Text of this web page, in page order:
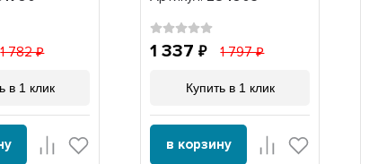
1 782
в 1 клик
под анод М5,
горизонтальный,
284905
1 337 1 797
Купить в 1 клик
в корзину